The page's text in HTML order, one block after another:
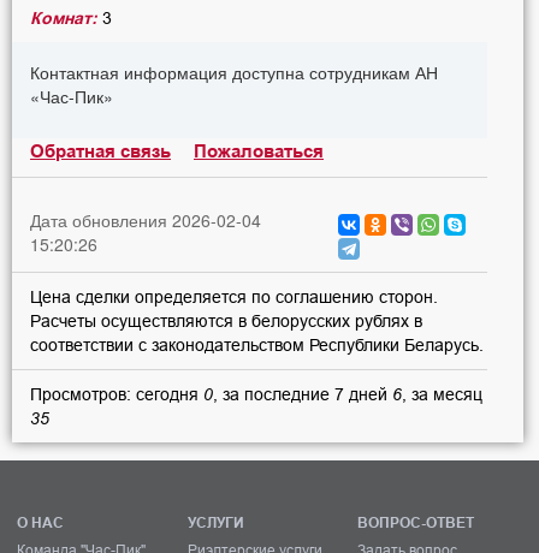
Комнат: 3
Контактная информация доступна сотрудникам АН
«Час-Пик»
Обратная связь Пожаловаться
Дата обновления 2026-02-04
15:20:26
Цена сделки определяется по соглашению сторон.
Расчеты осуществляются в белорусских рублях в
соответствии с законодательством Республики Беларусь.
Просмотров: сегодня 0 , за последние 7 дней 6 , за месяц
35
О НАС
УСЛУГИ
ВОПРОС-ОТВЕТ